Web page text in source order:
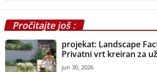
Pročitajte još :
projekat: Landscape
Privatni vrt kreiran za
jun 30, 2026